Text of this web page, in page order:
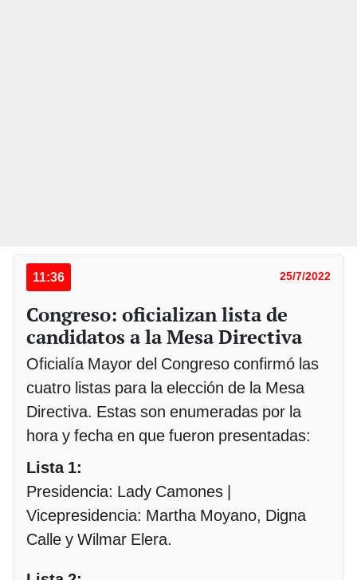
11:36 25/7/2022
Congreso: oficializan lista de
candidatos a la Mesa Directiva
Oficialía Mayor del Congreso confirmó las
cuatro listas para la elección de la Mesa
Directiva. Estas son enumeradas por la
hora y fecha en que fueron presentadas:
Lista 1:
Presidencia: Lady Camones |
Vicepresidencia: Martha Moyano, Digna
Calle y Wilmar Elera.